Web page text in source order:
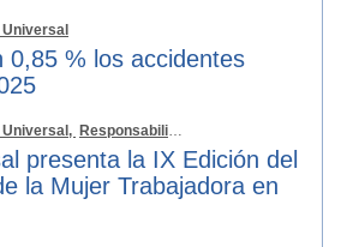
Universal
0,85 % los accidentes
Universal, Responsabilidad Social
presenta la IX Edición del
la Mujer Trabajadora en